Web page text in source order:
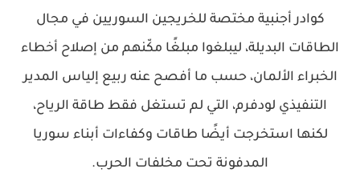
كوادر أجنبية مختصة للخريجين السوريين في مجال
الطاقات البديلة، ليبلغوا مبلغًا مكّنهم من إصلاح أخطاء
الخبراء الألمان، حسب ما أفصح عنه ربيع إلياس المدير
التنفيذي لودفرم، التي لم تستغل فقط طاقة الرياح،
لكنها استخرجت أيضًا طاقات وكفاءات أبناء سوريا
المدفونة تحت مخلفات الحرب.